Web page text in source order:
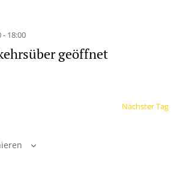
- 18:00
geöffnet
Nächster Tag